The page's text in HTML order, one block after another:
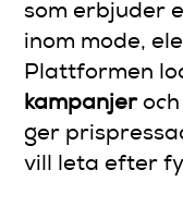
som erbjuder
inom mode,
Plattformen
kampanjeroch
ger
vill leta efter